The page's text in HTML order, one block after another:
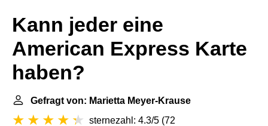
Kann jeder eine
American Express Karte
haben?
Gefragt von: Marietta Meyer-Krause
sternezahl: 4.3/5 (72